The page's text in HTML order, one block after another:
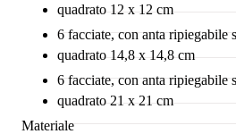
quadrato 12 x 12 cm
quadrato 14,8 x 14,8 cm
quadrato 21 x 21 cm
6 facciate, con anta ripiegabile
6 facciate, con anta ripiegabile
Materiale